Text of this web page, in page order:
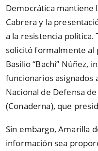
Democrática mantiene
Cabrera y la
a la resistencia
solicitó formalmente al
Basilio “Bachi” Núñez,
funcionarios asignados
Nacional de Defensa
(Conaderna), que
Sin embargo, Amarilla
información sea